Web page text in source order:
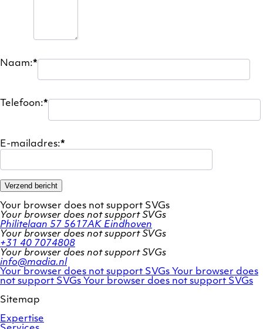
Naam:*
Telefoon:*
E-mailadres:*
Verzend bericht
Your browser does not support SVGs
Your browser does not support SVGs
Philitelaan 57 5617AK Eindhoven
Your browser does not support SVGs
+31 40 7074808
Your browser does not support SVGs
info@madia.nl
Twitter
account
Your browser does not support SVGs LinkedIn
profile
Your browser does
not support SVGs Facebook
Your browser does not support SVGs
Sitemap
Expertise